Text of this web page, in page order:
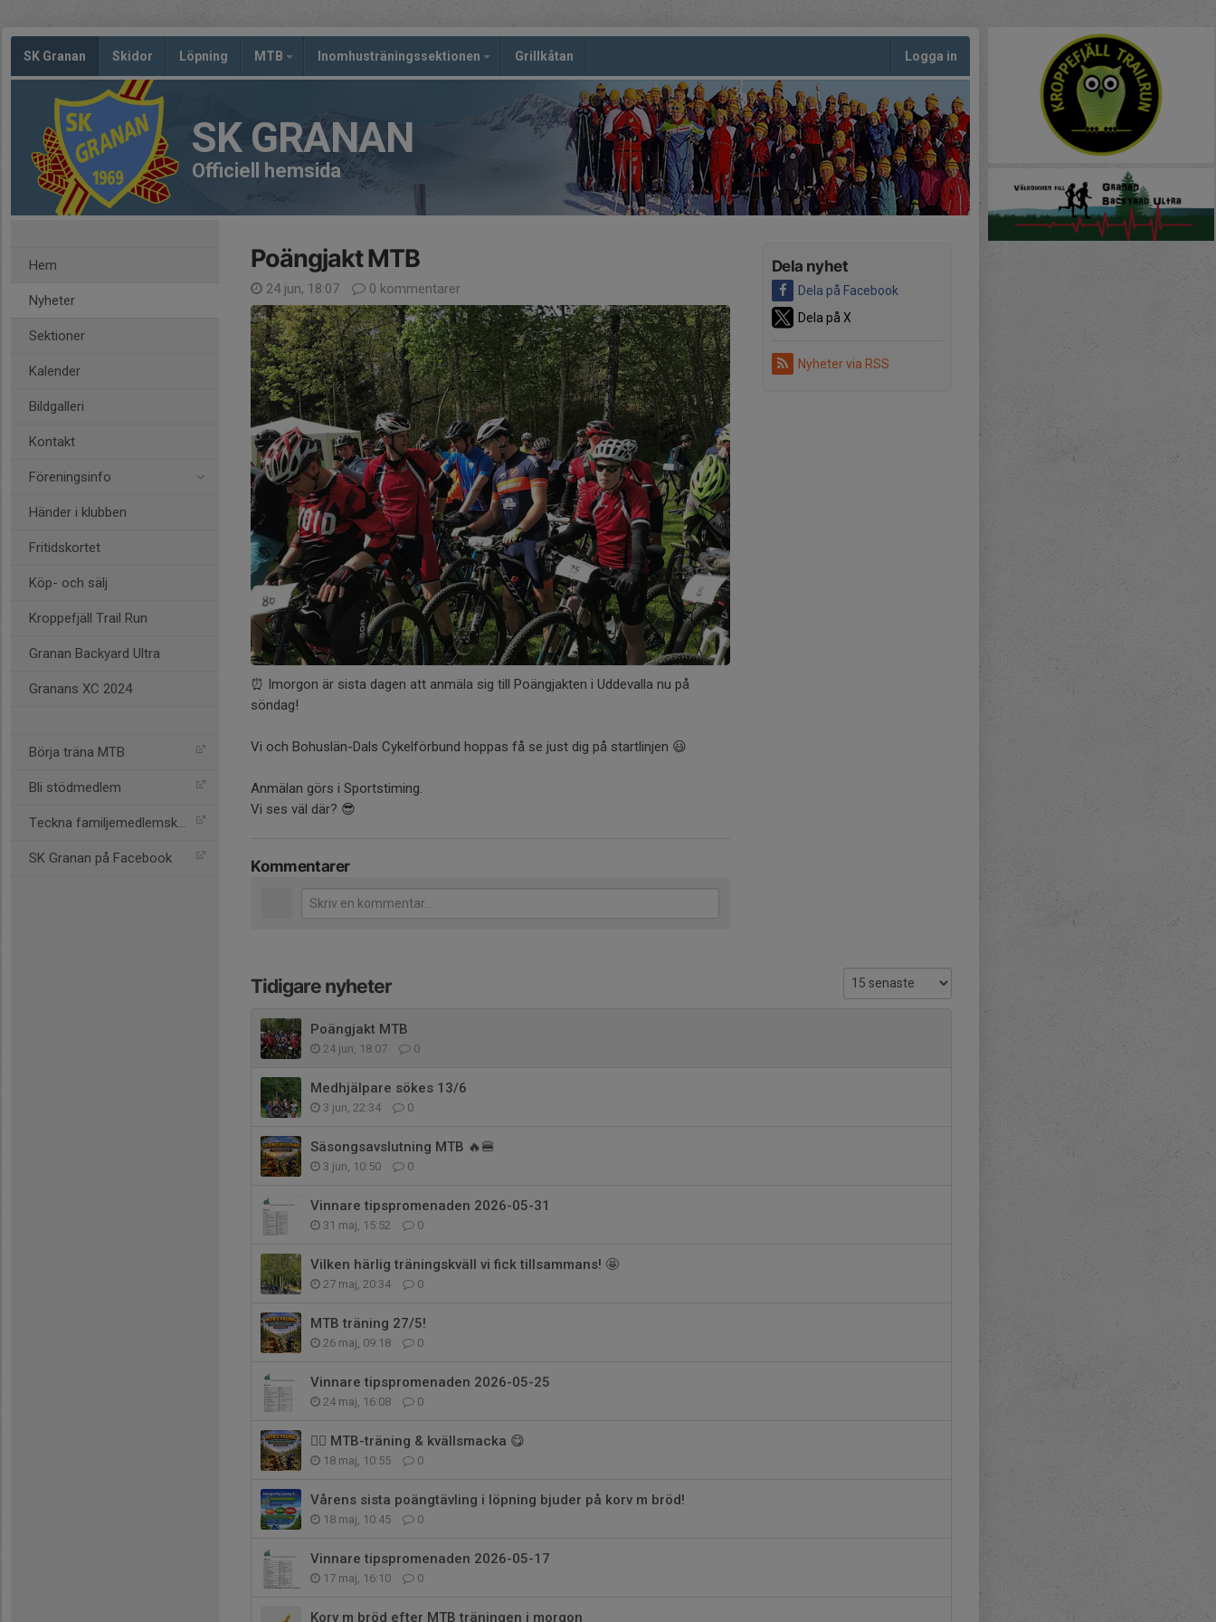
SK Granan Skidor Löpning MTB Inomhusträningssektionen Grillkåtan Logga in
SK GRANAN
Officiell hemsida
Hem
Nyheter
Sektioner
Kalender
Bildgalleri
Kontakt
Föreningsinfo
Händer i klubben
Fritidskortet
Köp- och sälj
Kroppefjäll Trail Run
Granan Backyard Ultra
Granans XC 2024
Börja träna MTB
Bli stödmedlem
Teckna familjemedlemskap
SK Granan på Facebook
Dela nyhet
Dela på Facebook
Dela på X
Nyheter via RSS
Poängjakt MTB
24 jun, 18:07 0 kommentarer
⏰ Imorgon är sista dagen att anmäla sig till Poängjakten i Uddevalla nu på
söndag!
Vi och Bohuslän-Dals Cykelförbund hoppas få se just dig på startlinjen 😃
Anmälan görs i Sportstiming.
Vi ses väl där? 😎
Kommentarer
Tidigare nyheter
Poängjakt MTB
24 jun, 18:07 0
Medhjälpare sökes 13/6
3 jun, 22:34 0
Säsongsavslutning MTB 🔥🍔
3 jun, 10:50 0
Vinnare tipspromenaden 2026-05-31
31 maj, 15:52 0
Vilken härlig träningskväll vi fick tillsammans! 🤩
27 maj, 20:34 0
MTB träning 27/5!
26 maj, 09:18 0
Vinnare tipspromenaden 2026-05-25
24 maj, 16:08 0
🚵‍♂️ MTB-träning & kvällsmacka 😋
18 maj, 10:55 0
Vårens sista poängtävling i löpning bjuder på korv m bröd!
18 maj, 10:45 0
Vinnare tipspromenaden 2026-05-17
17 maj, 16:10 0
Korv m bröd efter MTB träningen i morgon